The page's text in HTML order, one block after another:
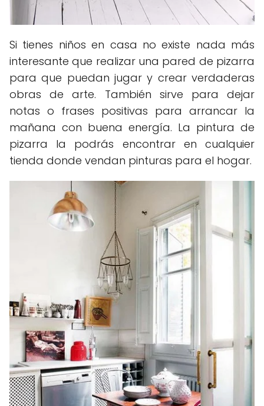
Si tienes niños en casa no existe nada más
interesante que realizar una pared de pizarra
para que puedan jugar y crear verdaderas
obras de arte. También sirve para dejar
notas o frases positivas para arrancar la
mañana con buena energía. La pintura de
pizarra la podrás encontrar en cualquier
tienda donde vendan pinturas para el hogar.